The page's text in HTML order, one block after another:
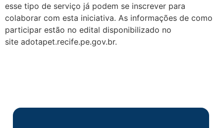
esse tipo de serviço já podem se inscrever para
colaborar com esta iniciativa. As informações de como
participar estão no edital disponibilizado no
site adotapet.recife.pe.gov.br.